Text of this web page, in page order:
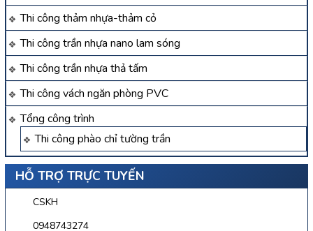
Thi công thảm nhựa-thảm cỏ
Thi công trần nhựa nano lam sóng
Thi công trần nhựa thả tấm
Thi công vách ngăn phòng PVC
Tổng công trình
Thi công phào chỉ tường trần
HỖ TRỢ TRỰC TUYẾN
CSKH
0948743274